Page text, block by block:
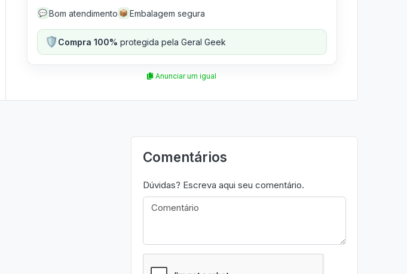
💬 Bom atendimento 📦 Embalagem segura
🛡️Compra 100% protegida pela Geral Geek
Anunciar um igual
Comentários
Dúvidas? Escreva aqui seu comentário.